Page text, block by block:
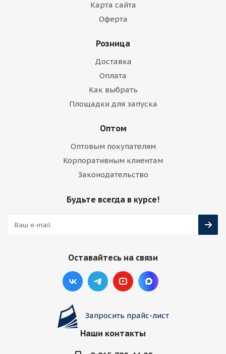
Карта сайта
Оферта
Розница
Доставка
Оплата
Как выбрать
Площадки для запуска
Оптом
Оптовым покупателям
Корпоративным клиентам
Законодательство
Будьте всегда в курсе!
Оставайтесь на связи
Запросить прайс-лист
Наши контакты